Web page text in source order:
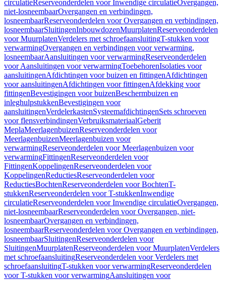
circulatieReserveonderdelen voor Inwendige circulatieOvergangen,
niet-losneembaarOvergangen en verbindingen,
losneembaarReserveonderdelen voor Overgangen en verbindingen,
losneembaarSluitingenInbouwdozenMuurplatenReserveonderdelen
voor MuurplatenVerdelers met schroefaansluitingT-stukken voor
verwarmingOvergangen en verbindingen voor verwarming,
losneembaarAansluitingen voor verwarmingReserveonderdelen
voor Aansluitingen voor verwarmingToebehorenIsolaties voor
aansluitingenAfdichtingen voor buizen en fittingenAfdichtingen
voor aansluitingenAfdichtingen voor fittingenAfdekking voor
fittingenBevestigingen voor buizenBeschermbuizen en
inleghulpstukkenBevestigingen voor
aansluitingenVerdelerkastenSysteemafdichtingenSets schroeven
voor flensverbindingenVerbruiksmateriaalGeberit
MeplaMeerlagenbuizenReserveonderdelen voor
MeerlagenbuizenMeerlagenbuizen voor
verwarmingReserveonderdelen voor Meerlagenbuizen voor
verwarmingFittingenReserveonderdelen voor
FittingenKoppelingenReserveonderdelen voor
KoppelingenReductiesReserveonderdelen voor
ReductiesBochtenReserveonderdelen voor BochtenT-
stukkenReserveonderdelen voor T-stukkenInwendige
circulatieReserveonderdelen voor Inwendige circulatieOvergangen,
niet-losneembaarReserveonderdelen voor Overgangen, niet-
losneembaarOvergangen en verbindingen,
losneembaarReserveonderdelen voor Overgangen en verbindingen,
losneembaarSluitingenReserveonderdelen voor
SluitingenMuurplatenReserveonderdelen voor MuurplatenVerdelers
met schroefaansluitingReserveonderdelen voor Verdelers met
schroefaansluitingT-stukken voor verwarmingReserveonderdelen
voor T-stukken voor verwarmingAansluitingen voor